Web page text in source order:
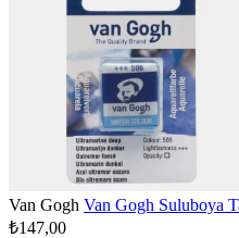
Van Gogh Van Gogh Suluboya
₺147,00